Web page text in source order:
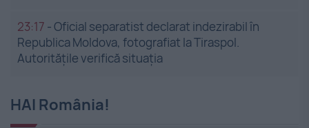
23:17 -Oficial separatist declarat indezirabil în
Republica Moldova, fotografiat la Tiraspol.
Autoritățile verifică situația
HAI România!